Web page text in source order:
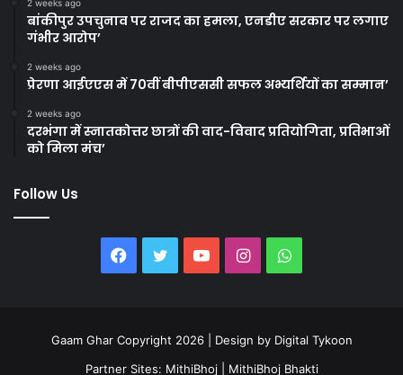
2 weeks ago
बांकीपुर उपचुनाव पर राजद का हमला, एनडीए सरकार पर लगाए
गंभीर आरोप’
2 weeks ago
प्रेरणा आईएएस में 70वीं बीपीएससी सफल अभ्यर्थियों का सम्मान’
2 weeks ago
दरभंगा में स्नातकोत्तर छात्रों की वाद-विवाद प्रतियोगिता, प्रतिभाओं
को मिला मंच’
Follow Us
Facebook
TwitterYouTubeInstagramWhatsApp
Gaam Ghar Copyright 2026 | Design by Digital Tykoon
Partner Sites: MithiBhoj MithiBhoj Bhakti